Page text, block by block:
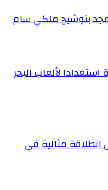
بتوشيح ملكي سام
لألعاب البحر
انطلاقة مثالية في